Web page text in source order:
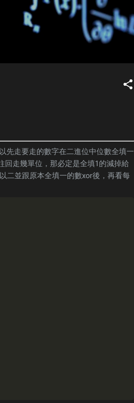
先走要走的數字在二進位中位數全填一
回走幾單位，那必定是全填1的減掉給
二並跟原本全填一的數xor後，再看每